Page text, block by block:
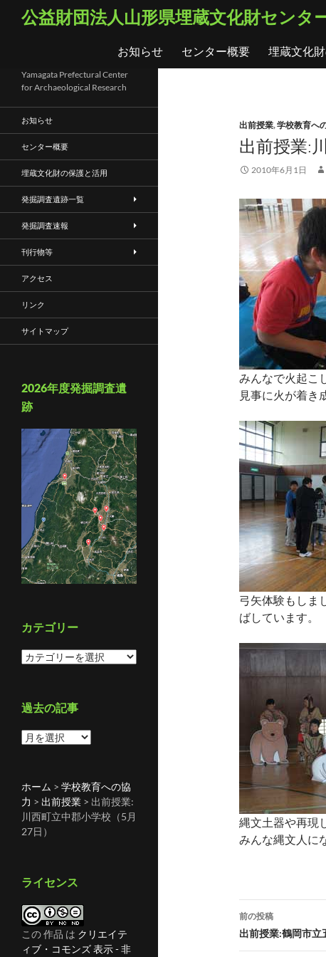
ス
プ
公益財団法人山形県埋蔵文化財センタ
お知らせ
センター概要 埋蔵文化
出前授業,学校教育へ
出前授業:
2010年6月1日
みんなで火起こ
見事に火が着き
弓矢体験もしま
ばしています。
縄文土器や再現
みんな縄文人に
投
稿
前の投稿
出前授業:鶴岡市立
Yamagata Prefectural Center
for Archaeological Research
お知らせ
センター概要
埋蔵文化財の保護と活用
発掘調査遺跡一覧
発掘調査速報
刊行物等
アクセス
リンク
サイトマップ
2026年度発掘調査遺
跡
カテゴリー
カ
リ
ー
過去の記事
過
記
事
ホーム > 学校教育への協
力 > 出前授業 > 出前授業:
川西町立中郡小学校（5月
27日）
ライセンス
この 作品 は クリエイテ
ィブ・コモンズ 表示 - 非